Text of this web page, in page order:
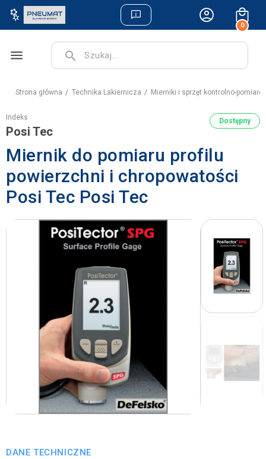
0
menu search
Strona główna Technika Lakiernicza Mierniki i sprzęt kontrolno-
Indeks
Posi Tec
Dostępny
Miernik do pomiaru profilu
powierzchni i chropowatości
Posi Tec Posi Tec
DANE TECHNICZNE